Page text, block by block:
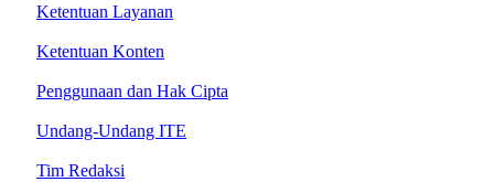
Ketentuan Layanan
Ketentuan Konten
Penggunaan dan Hak Cipta
Undang-Undang ITE
Tim Redaksi